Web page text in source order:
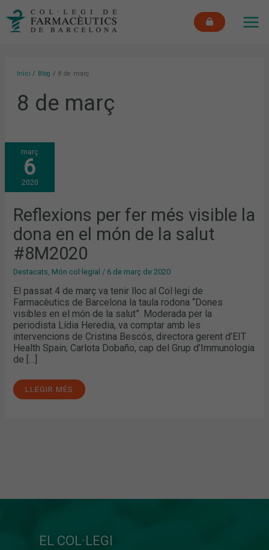
Inici Blog 8 de març
8 de març
març
6
2020
Reflexions per fer més visible la
dona en el món de la salut
#8M2020
Destacats Món col·legial / 6 de març de 2020
El passat 4 de març va tenir lloc al Col·legi de
Farmacèutics de Barcelona la taula rodona “Dones
visibles en el món de la salut”. Moderada per la
periodista Lídia Heredia, va comptar amb les
intervencions de Cristina Bescós, directora gerent d’EIT
Health Spain; Carlota Dobaño, cap del Grup d’Immunologia
de […]
REFLEXIONS
PER
FER
MÉS
VISIBLE
LA
DONA
EL
MÓN
DE
LA
SALUT
#8M2020
LLEGIR MÉS
EL COL·LEGI